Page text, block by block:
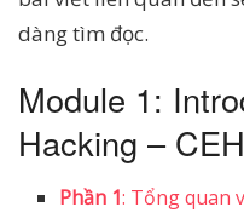
dàng tìm đọc.
Module 1:
Hacking –
Phần 1: Tổng quan